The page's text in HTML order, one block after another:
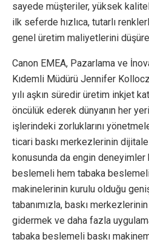
sayede müşteriler, yüksek
ilk seferde hızlıca, tutarlı
genel üretim maliyetlerini
Canon EMEA, Pazarlama ve
Kıdemli Müdürü Jennifer
yılı aşkın süredir üretim inkjet
öncülük ederek dünyanın her
işlerindeki zorluklarını
ticari baskı merkezlerinin
konusunda da engin deneyimler
beslemeli hem tabaka
makinelerinin kurulu olduğu
tabanımızla, baskı
gidermek ve daha fazla
tabaka beslemeli baskı